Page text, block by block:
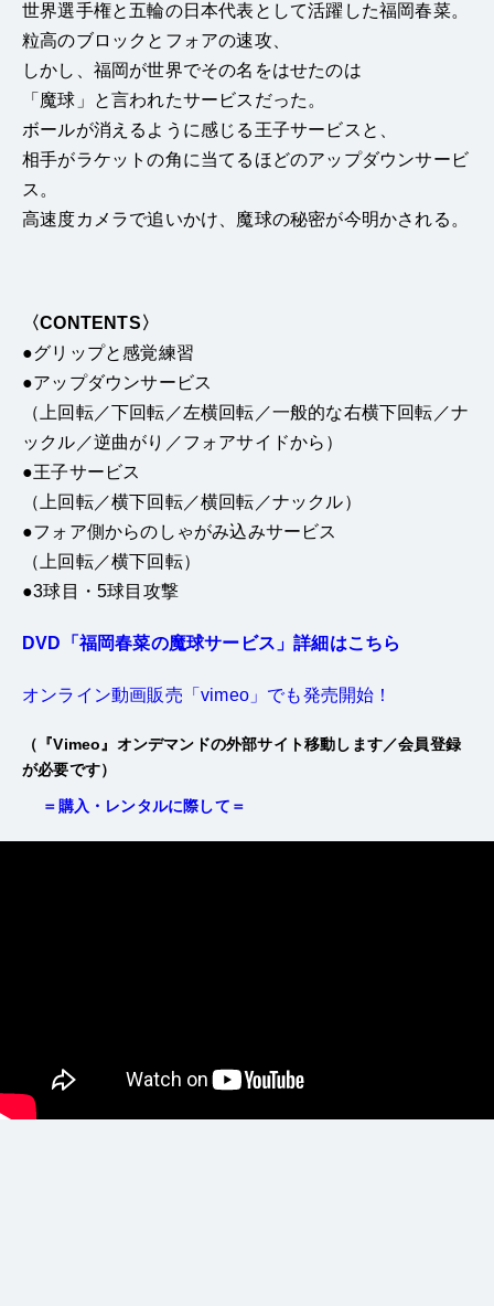
世界選手権と五輪の日本代表として活躍した福岡春菜。
粒高のブロックとフォアの速攻、
しかし、福岡が世界でその名をはせたのは
「魔球」と言われたサービスだった。
ボールが消えるように感じる王子サービスと、
相手がラケットの角に当てるほどのアップダウンサービ
ス。
高速度カメラで追いかけ、魔球の秘密が今明かされる。
〈CONTENTS〉
●グリップと感覚練習
●アップダウンサービス
（上回転／下回転／左横回転／一般的な右横下回転／ナ
ックル／逆曲がり／フォアサイドから）
●王子サービス
（上回転／横下回転／横回転／ナックル）
●フォア側からのしゃがみ込みサービス
（上回転／横下回転）
●3球目・5球目攻撃
DVD「福岡春菜の魔球サービス」詳細はこちら
オンライン動画販売「vimeo」でも発売開始！
（『Vimeo』オンデマンドの外部サイト移動します／会員登録
が必要です）
＝購入・レンタルに際して＝